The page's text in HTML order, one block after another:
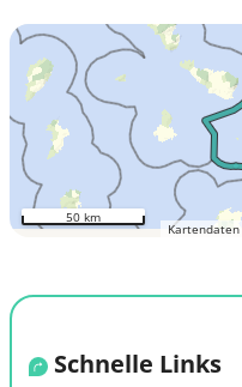
Kartendaten
50 km
Schnelle Links